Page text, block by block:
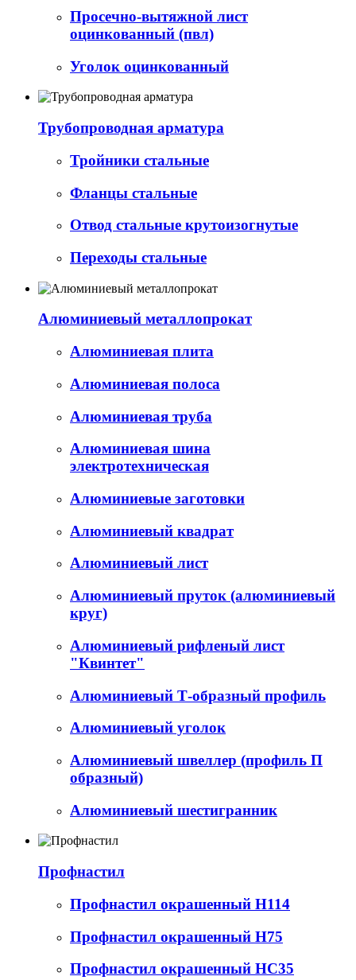
Просечно-вытяжной лист
оцинкованный (пвл)
Уголок оцинкованный
Трубопроводная арматура
Тройники стальные
Фланцы стальные
Отвод стальные крутоизогнутые
Переходы стальные
Алюминиевый металлопрокат
Алюминиевая плита
Алюминиевая полоса
Алюминиевая труба
Алюминиевая шина
электротехническая
Алюминиевые заготовки
Алюминиевый квадрат
Алюминиевый лист
Алюминиевый пруток (алюминиевый
круг)
Алюминиевый рифленый лист
"Квинтет"
Алюминиевый Т-образный профиль
Алюминиевый уголок
Алюминиевый швеллер (профиль П
образный)
Алюминиевый шестигранник
Профнастил
Профнастил окрашенный Н114
Профнастил окрашенный Н75
Профнастил окрашенный НС35